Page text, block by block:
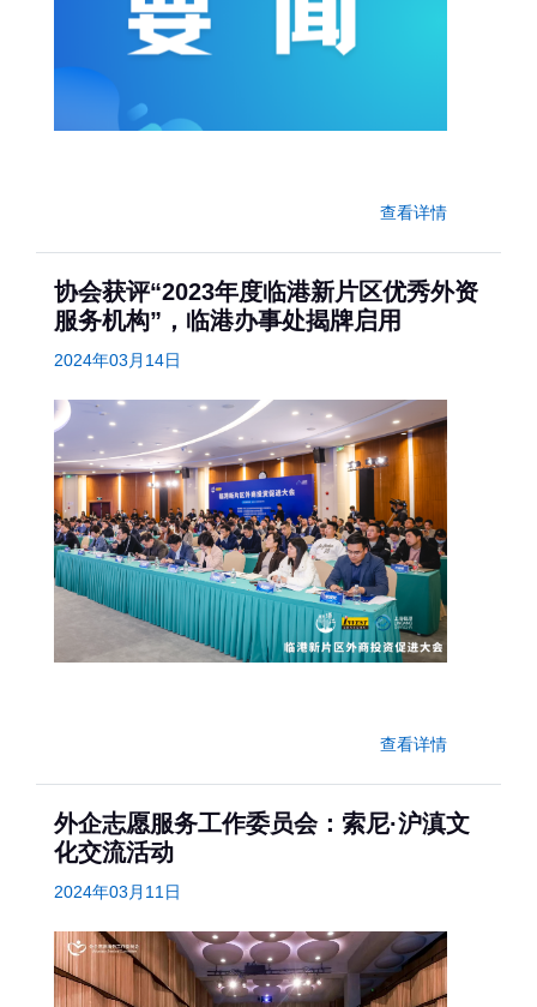
查看详情
协会获评“2023年度临港新片区优秀外资
服务机构”，临港办事处揭牌启用
2024年03月14日
查看详情
外企志愿服务工作委员会：索尼·沪滇文
化交流活动
2024年03月11日